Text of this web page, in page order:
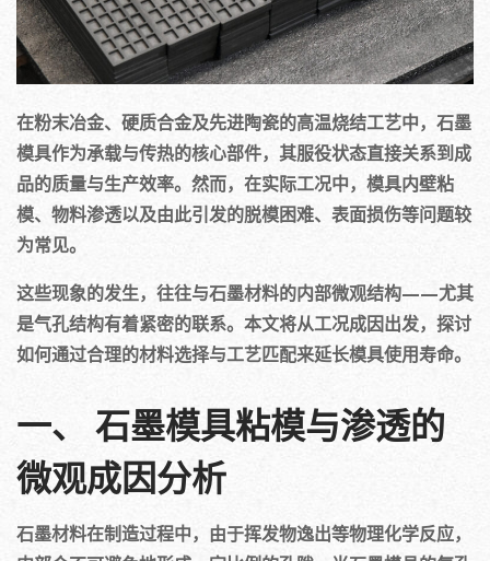
在粉末冶金、硬质合金及先进陶瓷的高温烧结工艺中，石墨
模具作为承载与传热的核心部件，其服役状态直接关系到成
品的质量与生产效率。然而，在实际工况中，模具内壁粘
模、物料渗透以及由此引发的脱模困难、表面损伤等问题较
为常见。
这些现象的发生，往往与石墨材料的内部微观结构——尤其
是气孔结构有着紧密的联系。本文将从工况成因出发，探讨
如何通过合理的材料选择与工艺匹配来延长模具使用寿命。
一、 石墨模具粘模与渗透的
微观成因分析
石墨材料在制造过程中，由于挥发物逸出等物理化学反应，